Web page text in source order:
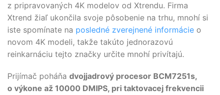
z pripravovaných 4K modelov od Xtrendu. Firma
Xtrend žiaľ ukončila svoje pôsobenie na trhu, mnohí si
iste spomínate na posledné zverejnené informácie o
novom 4K modeli, takže takúto jednorazovú
reinkarnáciu tejto značky určite mnohí privítajú.
Prijímač poháňa dvojjadrový procesor BCM7251s,
o výkone až 10000 DMIPS, pri taktovacej frekvencii